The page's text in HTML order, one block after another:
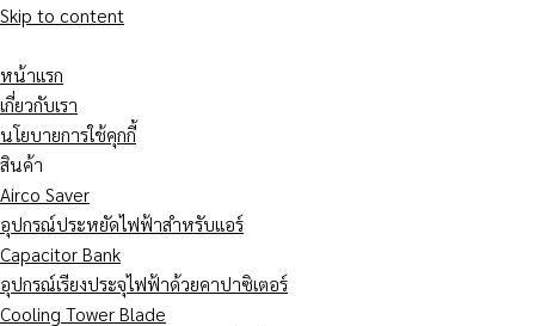
Skip to content
หน้าแรก
เกี่ยวกับเรา
นโยบายการใช้คุกกี้
สินค้า
Airco Saver
อุปกรณ์ประหยัดไฟฟ้าสำหรับแอร์
Capacitor Bank
อุปกรณ์เรียงประจุไฟฟ้าด้วยคาปาซิเตอร์
Cooling Tower Blade